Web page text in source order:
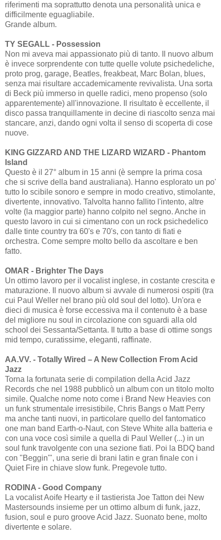
riferimenti ma soprattutto denota una personalità unica e
difficilmente eguagliabile.
Grande album.
TY SEGALL - Possession
Non mi aveva mai appassionato più di tanto. Il nuovo album
è invece sorprendente con tutte quelle volute psichedeliche,
proto prog, garage, Beatles, freakbeat, Marc Bolan, blues,
senza mai risultare accademicamente revivalista. Una sorta
di Beck più immerso in quelle radici, meno propenso (solo
apparentemente) all'innovazione. Il risultato è eccellente, il
disco passa tranquillamente in decine di riascolto senza mai
stancare, anzi, dando ogni volta il senso di scoperta di cose
nuove.
KING GIZZARD AND THE LIZARD WIZARD - Phantom
Island
Questo è il 27° album in 15 anni (è sempre la prima cosa
che si scrive della band australiana). Hanno esplorato un po'
tutto lo scibile sonoro e sempre in modo creativo, stimolante,
divertente, innovativo. Talvolta hanno fallito l'intento, altre
volte (la maggior parte) hanno colpito nel segno. Anche in
questo lavoro in cui si cimentano con un rock psichedelico
dalle tinte country tra 60's e 70's, con tanto di fiati e
orchestra. Come sempre molto bello da ascoltare e ben
fatto.
OMAR - Brighter The Days
Un ottimo lavoro per il vocalist inglese, in costante crescita e
maturazione. Il nuovo album si avvale di numerosi ospiti (tra
cui Paul Weller nel brano più old soul del lotto). Un'ora e
dieci di musica è forse eccessiva ma il contenuto è a base
del migliore nu soul in circolazione con sguardi alla old
school dei Sessanta/Settanta. Il tutto a base di ottime songs
mid tempo, curatissime, eleganti, raffinate.
AA.VV. - Totally Wired – A New Collection From Acid
Jazz
Torna la fortunata serie di compilation della Acid Jazz
Records che nel 1988 pubblicò un album con un titolo molto
simile. Qualche nome noto come i Brand New Heavies con
un funk strumentale irresistibile, Chris Bangs o Matt Perry
ma anche tanti nuovi, in particolare quello del fantomatico
one man band Earth-o-Naut, con Steve White alla batteria e
con una voce così simile a quella di Paul Weller (...) in un
soul funk travolgente con una sezione fiati. Poi la BDQ band
con "Beggin'", una serie di brani latin e gran finale con i
Quiet Fire in chiave slow funk. Pregevole tutto.
RODINA - Good Company
La vocalist Aoife Hearty e il tastierista Joe Tatton dei New
Mastersounds insieme per un ottimo album di funk, jazz,
fusion, soul e puro groove Acid Jazz. Suonato bene, molto
divertente e solare.